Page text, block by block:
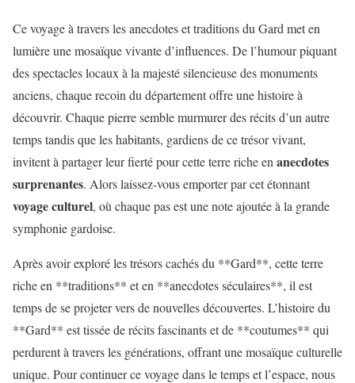
Ce voyage à travers les anecdotes et traditions du Gard met en
lumière une mosaïque vivante d’influences. De l’humour piquant
des spectacles locaux à la majesté silencieuse des monuments
anciens, chaque recoin du département offre une histoire à
découvrir. Chaque pierre semble murmurer des récits d’un autre
temps tandis que les habitants, gardiens de ce trésor vivant,
invitent à partager leur fierté pour cette terre riche enanecdotes
surprenantes. Alors laissez-vous emporter par cet étonnant
voyage culturel, où chaque pas est une note ajoutée à la grande
symphonie gardoise.
Après avoir exploré les trésors cachés du **Gard**, cette terre
riche en **traditions** et en **anecdotes séculaires**, il est
temps de se projeter vers de nouvelles découvertes. L’histoire du
**Gard** est tissée de récits fascinants et de **coutumes** qui
perdurent à travers les générations, offrant une mosaïque culturelle
unique. Pour continuer ce voyage dans le temps et l’espace, nous